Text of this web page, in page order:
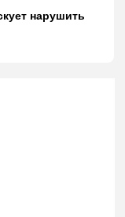
нарушить